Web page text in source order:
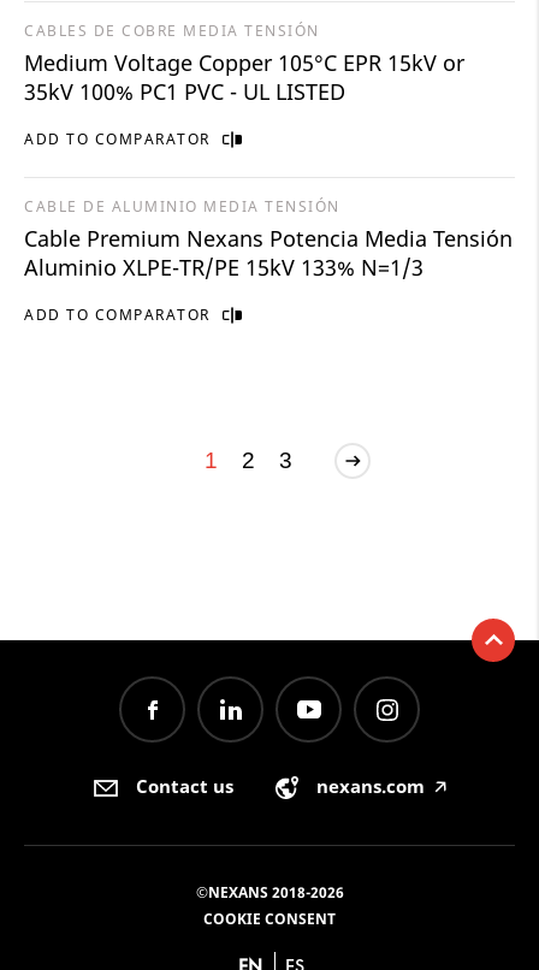
ADD TO COMPARATOR
CABLES DE COBRE MEDIA TENSIÓN
Medium Voltage Copper 105°C EPR 15kV or
35kV 100% PC1 PVC - UL LISTED
ADD TO COMPARATOR
CABLE DE ALUMINIO MEDIA TENSIÓN
Cable Premium Nexans Potencia Media Tensión
Aluminio XLPE-TR/PE 15kV 133% N=1/3
1 2 3
Contact us nexans.com 🡥
©NEXANS 2018-2026
COOKIE CONSENT